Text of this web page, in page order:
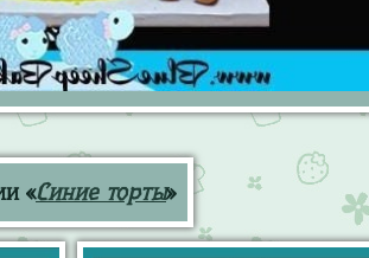
«Синие торты»